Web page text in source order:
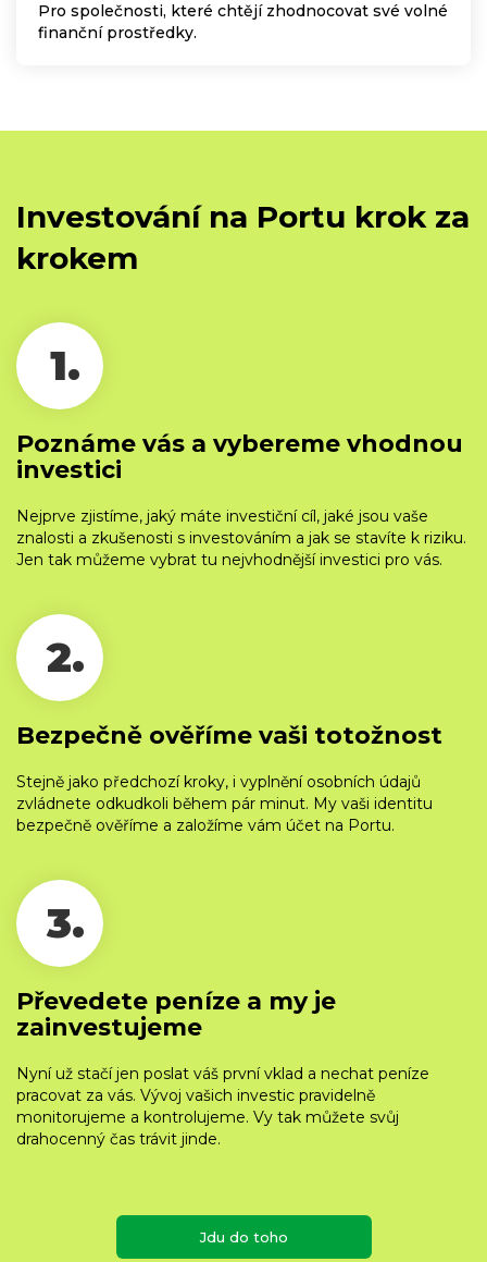
Pro společnosti, které chtějí zhodnocovat své volné
finanční prostředky.
Investování na Portu krok za
krokem
1.
Poznáme vás a vybereme vhodnou
investici
Nejprve zjistíme, jaký máte investiční cíl, jaké jsou vaše
znalosti a zkušenosti s investováním a jak se stavíte k riziku.
Jen tak můžeme vybrat tu nejvhodnější investici pro vás.
2.
Bezpečně ověříme vaši totožnost
Stejně jako předchozí kroky, i vyplnění osobních údajů
zvládnete odkudkoli během pár minut. My vaši identitu
bezpečně ověříme a založíme vám účet na Portu.
3.
Převedete peníze a my je
zainvestujeme
Nyní už stačí jen poslat váš první vklad a nechat peníze
pracovat za vás. Vývoj vašich investic pravidelně
monitorujeme a kontrolujeme. Vy tak můžete svůj
drahocenný čas trávit jinde.
Jdu do toho